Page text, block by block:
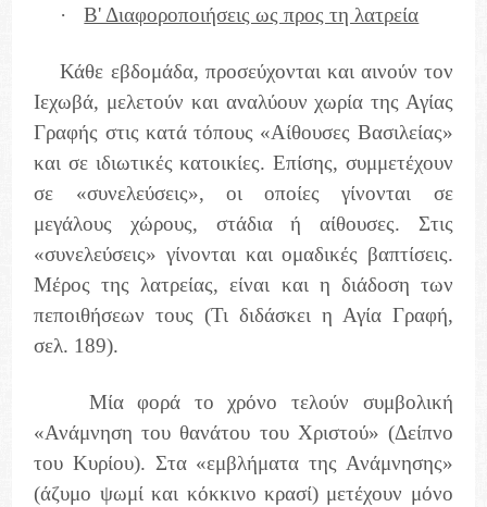
· Β' Διαφοροποιήσεις ως προς τη λατρεία
Κάθε εβδομάδα, προσεύχονται και αινούν τον
Ιεχωβά, μελετούν και αναλύουν χωρία της Αγίας
Γραφής στις κατά τόπους «Αίθουσες Βασιλείας»
και σε ιδιωτικές κατοικίες. Επίσης, συμμετέχουν
σε «συνελεύσεις», οι οποίες γίνονται σε
μεγάλους χώρους, στάδια ή αίθουσες. Στις
«συνελεύσεις» γίνονται και ομαδικές βαπτίσεις.
Μέρος της λατρείας, είναι και η διάδοση των
πεποιθήσεων τους (Τι διδάσκει η Αγία Γραφή,
σελ. 189).
Μία φορά το χρόνο τελούν συμβολική
«Ανάμνηση του θανάτου του Χριστού» (Δείπνο
του Κυρίου). Στα «εμβλήματα της Ανάμνησης»
(άζυμο ψωμί και κόκκινο κρασί) μετέχουν μόνο